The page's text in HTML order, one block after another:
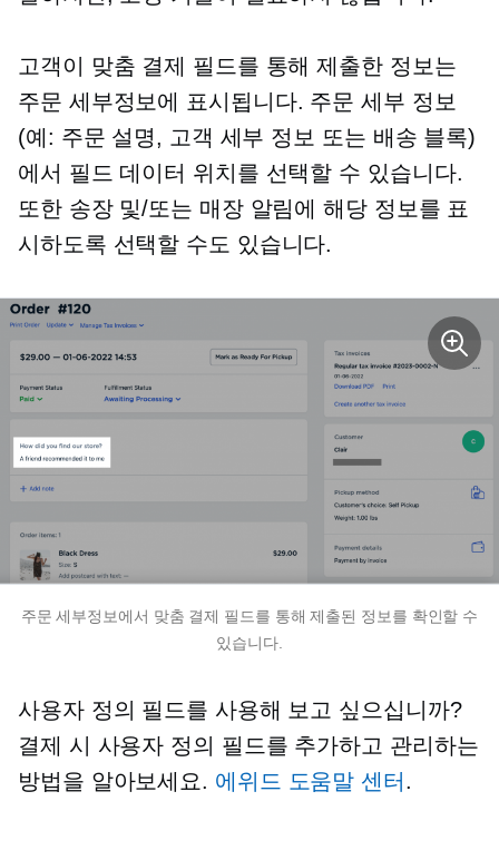
고객이 맞춤 결제 필드를 통해 제출한 정보는
주문 세부정보에 표시됩니다. 주문 세부 정보
(예: 주문 설명, 고객 세부 정보 또는 배송 블록)
에서 필드 데이터 위치를 선택할 수 있습니다.
또한 송장 및/또는 매장 알림에 해당 정보를 표
시하도록 선택할 수도 있습니다.
주문 세부정보에서 맞춤 결제 필드를 통해 제출된 정보를 확인할 수
있습니다.
사용자 정의 필드를 사용해 보고 싶으십니까?
결제 시 사용자 정의 필드를 추가하고 관리하는
방법을 알아보세요. 에위드 도움말 센터 .